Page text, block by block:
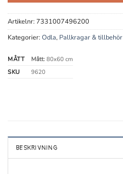
Artikelnr: 7331007496200
Kategorier: Odla, Pallkragar & tillbehör
MÅTT Mått:80x60 cm
SKU
9620
BESKRIVNING